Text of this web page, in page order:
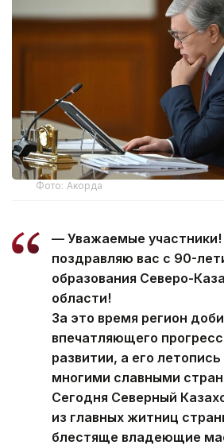
Фото: Акорда
— Уважаемые участники!
поздравляю вас с 90-
образования Северо-
области!
За это время регион
впечатляющего
развитии, а его
многими славными
Сегодня Северный
из главных житниц
блестяще владеющие